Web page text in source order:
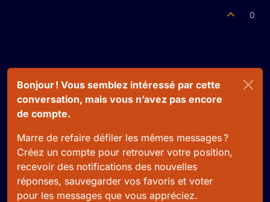
0
Bonjour ! Vous semblez intéressé par cette
conversation, mais vous n’avez pas encore
de compte.
Marre de refaire défiler les mêmes messages ?
Créez un compte pour retrouver votre position,
recevoir des notifications des nouvelles
réponses, sauvegarder vos favoris et voter
pour les messages que vous appréciez.